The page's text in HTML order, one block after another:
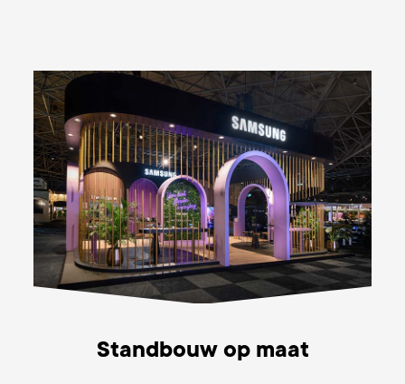
Standbouw op maat